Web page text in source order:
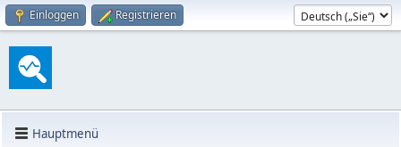
Einloggen Registrieren
Hauptmenü